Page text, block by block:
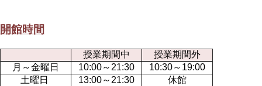
開館時間
授業期間中
授業期間外
月～金曜日
10:00～21:30
10:30～19:00
土曜日
13:00～21:30 休館